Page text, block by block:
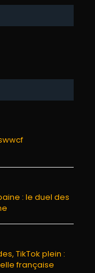
: le duel des
TikTok plein :
française